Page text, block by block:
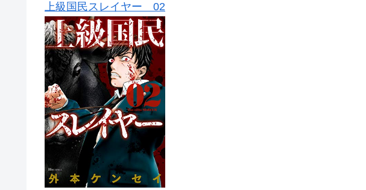
上級国民スレイヤー 02